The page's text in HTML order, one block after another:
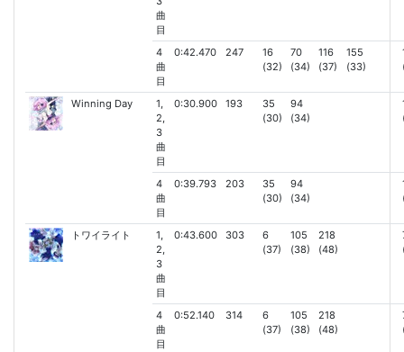
曲
目
4
曲
目
0:42.470 247
16
(32)
70
(34)
116
(37)
155
(33)
Winning Day
1,
2,
3
曲
目
0:30.900 193
35
(30)
94
(34)
4
曲
目
0:39.793 203
35
(30)
94
(34)
トワイライト
1,
2,
3
曲
目
0:43.600 303
6
(37)
105
(38)
218
(48)
4
曲
目
0:52.140 314
6
(37)
105
(38)
218
(48)